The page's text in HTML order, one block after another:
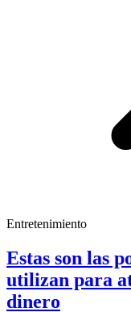
Entretenimiento
Estas son las
utilizan para
dinero